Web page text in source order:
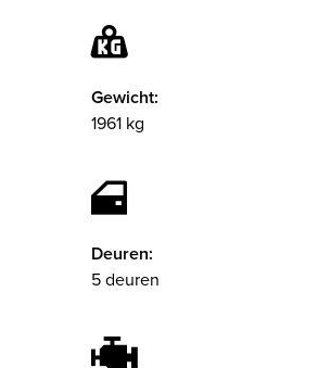
Gewicht:
1961 kg
Deuren:
5 deuren